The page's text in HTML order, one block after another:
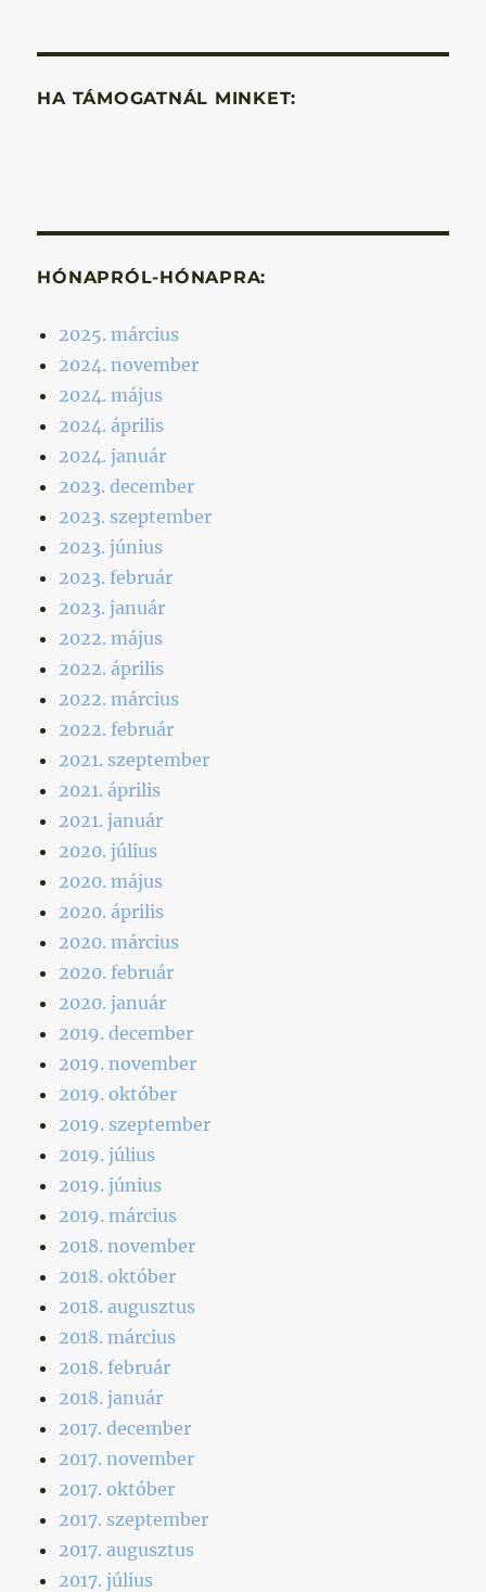
HA TÁMOGATNÁL MINKET:
HÓNAPRÓL-HÓNAPRA:
2025. március
2024. november
2024. május
2024. április
2024. január
2023. december
2023. szeptember
2023. június
2023. február
2023. január
2022. május
2022. április
2022. március
2022. február
2021. szeptember
2021. április
2021. január
2020. július
2020. május
2020. április
2020. március
2020. február
2020. január
2019. december
2019. november
2019. október
2019. szeptember
2019. július
2019. június
2019. március
2018. november
2018. október
2018. augusztus
2018. március
2018. február
2018. január
2017. december
2017. november
2017. október
2017. szeptember
2017. augusztus
2017. július